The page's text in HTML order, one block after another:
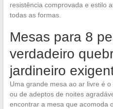
resistência comprovada e estilo
todas as formas.
Mesas para 8
verdadeiro
jardineiro
Uma grande mesa ao ar livre é
ou de adeptos de noites
encontrar a mesa que acomoda